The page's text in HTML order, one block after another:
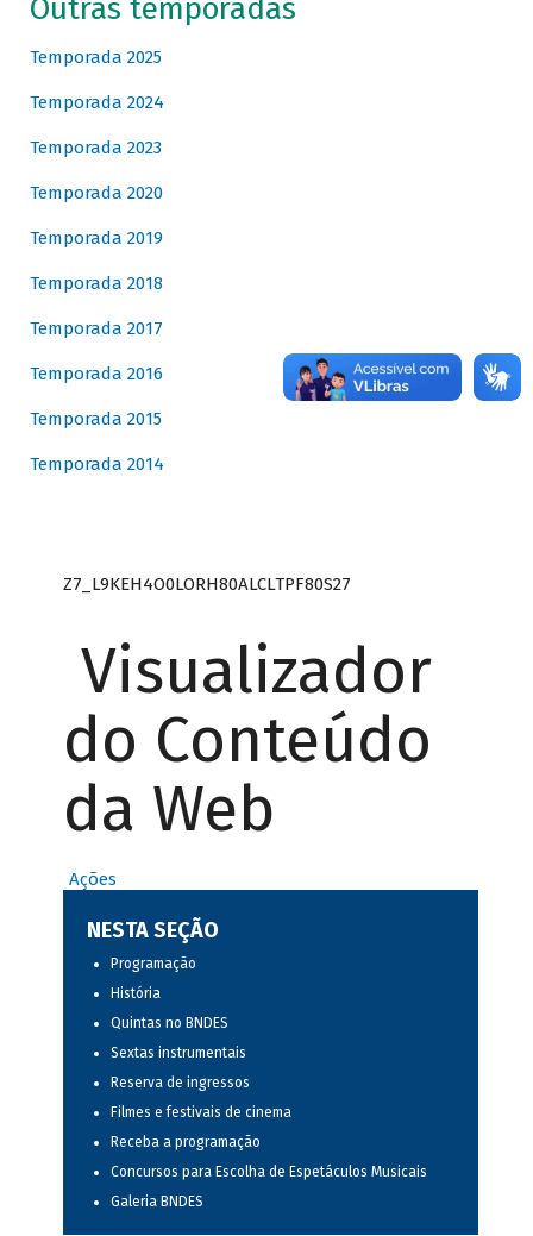
Outras temporadas
Temporada 2025
Temporada 2024
Temporada 2023
Temporada 2020
Temporada 2019
Temporada 2018
Temporada 2017
Temporada 2016
Temporada 2015
Temporada 2014
Z7_L9KEH4O0LORH80ALCLTPF80S27
Visualizador
do Conteúdo
da Web
Ações
NESTA SEÇÃO
Programação
História
Quintas no BNDES
Sextas instrumentais
Reserva de ingressos
Filmes e festivais de cinema
Receba a programação
Concursos para Escolha de Espetáculos Musicais
Galeria BNDES